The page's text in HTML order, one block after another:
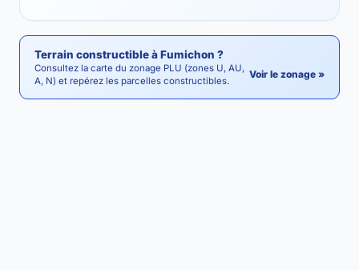
Terrain constructible à Fumichon ?
Consultez la carte du zonage PLU (zones U, AU,
A, N) et repérez les parcelles constructibles.
Voir le zonage »